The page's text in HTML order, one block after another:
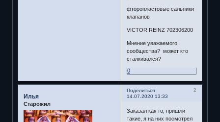
фторопластовые сальники
клапанов
VICTOR REINZ 702306200
Мнение уважаемого
сообщества? может кто
сталкивался?
0
Поделиться
2
14.07.2020 13:33
Илья
Старожил
Заказал как то, пришли
такие, я на них посмотрел